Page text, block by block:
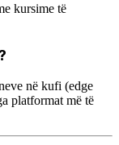
kursime të
në kufi (edge
platformat më të